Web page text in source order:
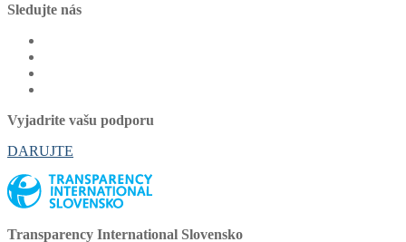
Sledujte nás
Vyjadrite vašu podporu
DARUJTE
Transparency International Slovensko